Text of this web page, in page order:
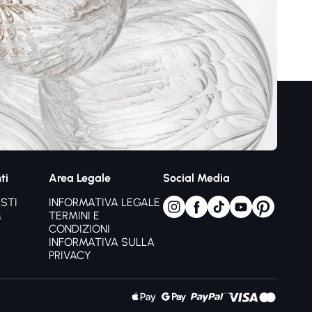
conviviale,
spazi
intensità
scultoreo
delicati.
Area Legale
INFORMATIVA LEGALE
TERMINI E
CONDIZIONI
INFORMATIVA SULLA
PRIVACY
Social Media